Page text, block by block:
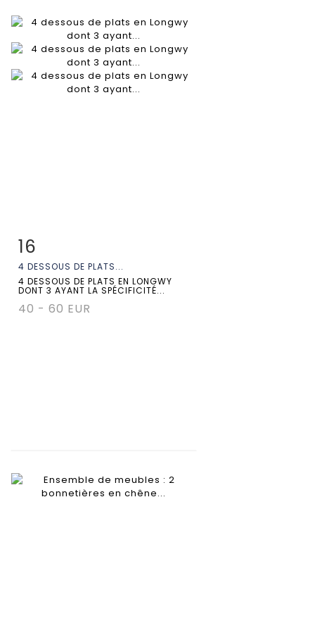
Fiche détaillée
16
4 DESSOUS DE PLATS...
4 DESSOUS DE PLATS EN LONGWY
DONT 3 AYANT LA SPÉCIFICITÉ...
40 - 60 EUR